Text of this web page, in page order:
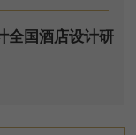
全国酒店设计研